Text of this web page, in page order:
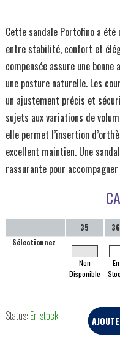
Cette sandale Portofino a
entre stabilité, confort et
compensée assure une
une posture naturelle. Les
un ajustement précis et
sujets aux variations de
elle permet l’insertion
excellent maintien. Une
rassurante pour
35 36
Sélectionnez
Non
Disponible
En
Status: En stock